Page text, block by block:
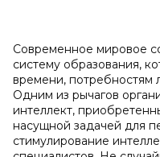
Современное мировое
систему образования,
времени, потребностям
Одним из рычагов
интеллект,
насущной задачей для
стимулирование